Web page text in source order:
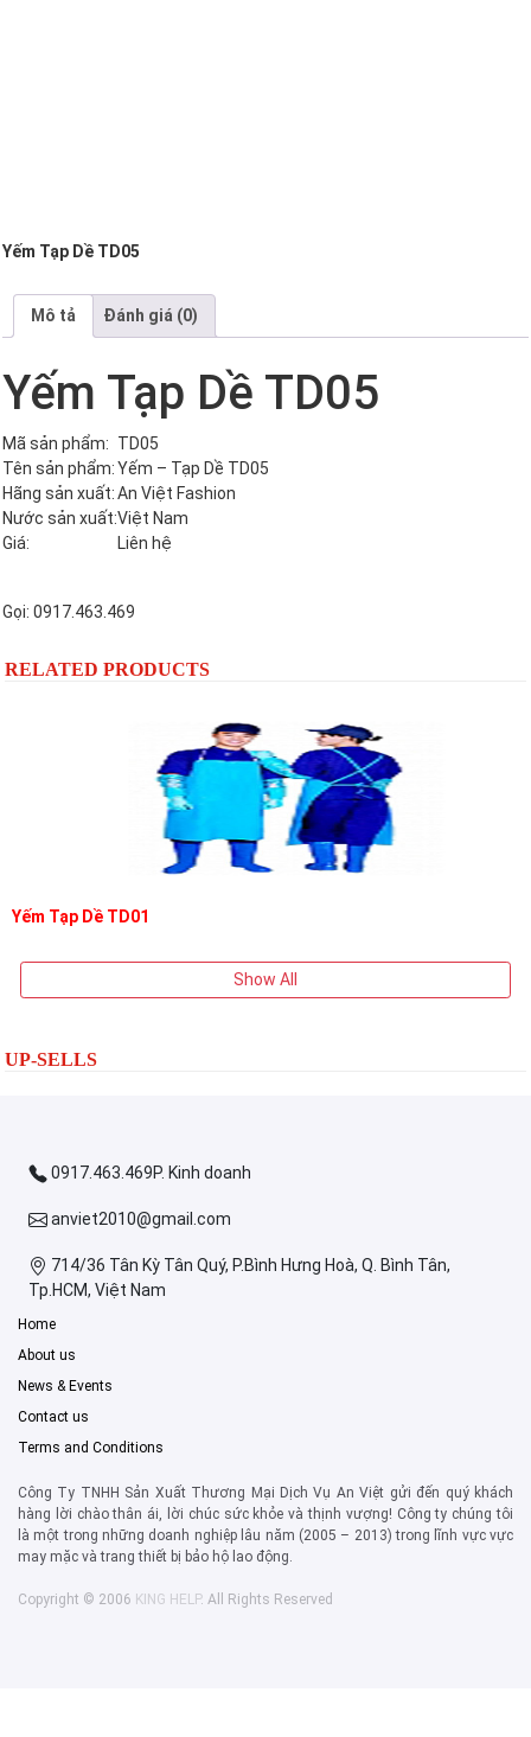
Yếm Tạp Dề TD05
Mô tả Đánh giá (0)
Yếm Tạp Dề TD05
Mã sản phẩm: TD05
Tên sản phẩm:Yếm – Tạp Dề TD05
Hãng sản xuất:An Việt Fashion
Nước sản xuất:Việt Nam
Giá:
Liên hệ
Gọi: 0917.463.469
RELATED PRODUCTS
Yếm Tạp Dề TD01
Show All
UP-SELLS
0917.463.469P. Kinh doanh
anviet2010@gmail.com
714/36 Tân Kỳ Tân Quý, P.Bình Hưng Hoà, Q. Bình Tân,
Tp.HCM, Việt Nam
Home
About us
News & Events
Contact us
Terms and Conditions
Công Ty TNHH Sản Xuất Thương Mại Dịch Vụ An Việt gửi đến quý khách
hàng lời chào thân ái, lời chúc sức khỏe và thịnh vượng! Công ty chúng tôi
là một trong những doanh nghiệp lâu năm (2005 – 2013) trong lĩnh vực vực
may mặc và trang thiết bị bảo hộ lao động.
Copyright © 2006 KING HELP. All Rights Reserved